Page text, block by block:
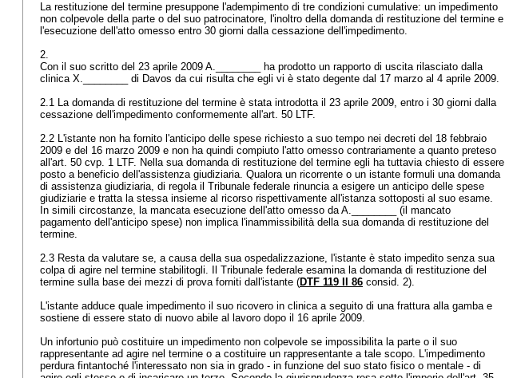
La restituzione del termine presuppone l'adempimento di tre condizioni cumulative: un impedimento
non colpevole della parte o del suo patrocinatore, l'inoltro della domanda di restituzione del termine e
l'esecuzione dell'atto omesso entro 30 giorni dalla cessazione dell'impedimento.
2.
Con il suo scritto del 23 aprile 2009 A.________ ha prodotto un rapporto di uscita rilasciato dalla
clinica X.________ di Davos da cui risulta che egli vi è stato degente dal 17 marzo al 4 aprile 2009.
2.1 La domanda di restituzione del termine è stata introdotta il 23 aprile 2009, entro i 30 giorni dalla
cessazione dell'impedimento conformemente all'art. 50 LTF.
2.2 L'istante non ha fornito l'anticipo delle spese richiesto a suo tempo nei decreti del 18 febbraio
2009 e del 16 marzo 2009 e non ha quindi compiuto l'atto omesso contrariamente a quanto preteso
all'art. 50 cvp. 1 LTF. Nella sua domanda di restituzione del termine egli ha tuttavia chiesto di essere
posto a beneficio dell'assistenza giudiziaria. Qualora un ricorrente o un istante formuli una domanda
di assistenza giudiziaria, di regola il Tribunale federale rinuncia a esigere un anticipo delle spese
giudiziarie e tratta la stessa insieme al ricorso rispettivamente all'istanza sottoposti al suo esame.
In simili circostanze, la mancata esecuzione dell'atto omesso da A.________ (il mancato
pagamento dell'anticipo spese) non implica l'inammissibilità della sua domanda di restituzione del
termine.
2.3 Resta da valutare se, a causa della sua ospedalizzazione, l'istante è stato impedito senza sua
colpa di agire nel termine stabilitogli. Il Tribunale federale esamina la domanda di restituzione del
termine sulla base dei mezzi di prova forniti dall'istante (DTF 119 II 86 consid. 2).
L'istante adduce quale impedimento il suo ricovero in clinica a seguito di una frattura alla gamba e
sostiene di essere stato di nuovo abile al lavoro dopo il 16 aprile 2009.
Un infortunio può costituire un impedimento non colpevole se impossibilita la parte o il suo
rappresentante ad agire nel termine o a costituire un rappresentante a tale scopo. L'impedimento
perdura fintantoché l'interessato non sia in grado - in funzione del suo stato fisico o mentale - di